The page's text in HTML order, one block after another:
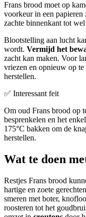
Frans brood moet op
voorkeur in een papieren
zachte binnenkant tot
Blootstelling aan lucht
wordt. Vermijd het
zacht kan maken. Voor
vriezen en opnieuw op
herstellen.
✅ Interessant feit
Om oud Frans brood op
besprenkelen en het
175°C bakken om de
herstellen.
Wat te doen
Restjes Frans brood
hartige en zoete
smeren met boter,
roosteren tot het